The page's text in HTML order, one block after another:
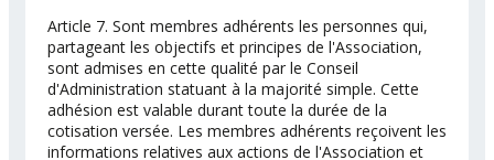
Article 7. Sont membres adhérents les personnes qui,
partageant les objectifs et principes de l'Association,
sont admises en cette qualité par le Conseil
d'Administration statuant à la majorité simple. Cette
adhésion est valable durant toute la durée de la
cotisation versée. Les membres adhérents reçoivent les
informations relatives aux actions de l'Association et